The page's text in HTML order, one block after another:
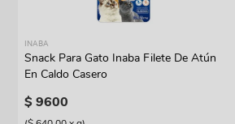
INABA
Snack Para Gato Inaba Filete De Atún
En Caldo Casero
$9600